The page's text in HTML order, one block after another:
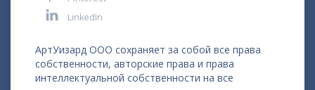
LinkedIn
АртУизард ООО сохраняет за собой все права
собственности, авторские права и права
интеллектуальной собственности на все